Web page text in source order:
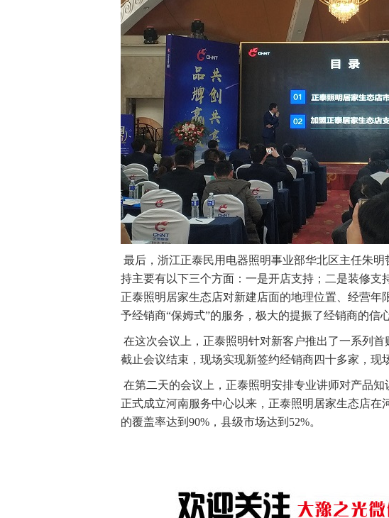
最后，浙江正泰民用电器照明事业部华北区主任朱
持主要有以下三个方面：一是开店支持；二是装修支
正泰照明居家生态店对新建店面的地理位置、经营
予经销商“保姆式”的服务，极大的提振了经销商的信心
在这次会议上，正泰照明针对新客户推出了一系列
截止会议结束，现场实现新签约经销商四十多家，现
在第二天的会议上，正泰照明安排专业讲师对产品
正式成立河南服务中心以来，正泰照明居家生态店在
的覆盖率达到90%，县级市场达到52%。